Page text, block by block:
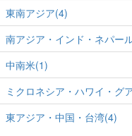
東南アジア(4)
南アジア・インド・ネパー
中南米(1)
ミクロネシア・ハワイ・グ
東アジア・中国・台湾(4)